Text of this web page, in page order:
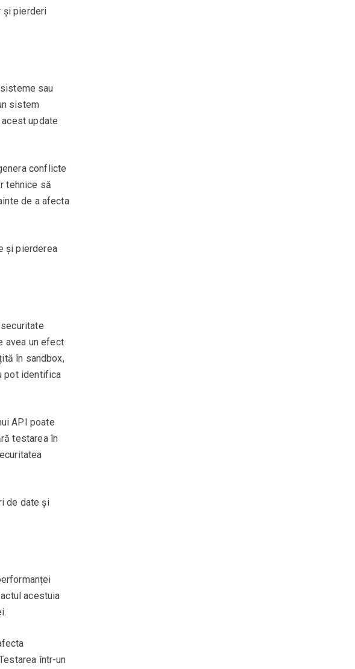
și pierderi
sau
sistem
update
conflicte
tehnice să
de a afecta
și pierderea
avea un efect
în sandbox,
pot identifica
API poate
testarea în
de date și
acestuia
într-un